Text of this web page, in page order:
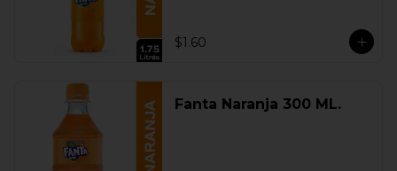
$1.60
Fanta Naranja 300 ML.